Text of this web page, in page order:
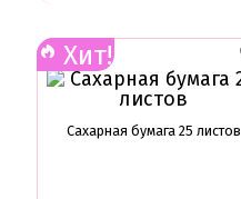
Хит!
Сахарная бумага 25 листов